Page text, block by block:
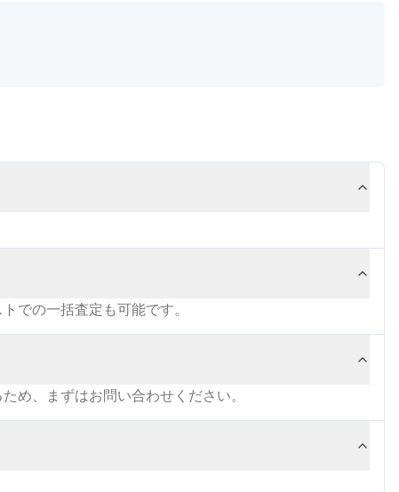
での一括査定も可能です。
め、まずはお問い合わせください。